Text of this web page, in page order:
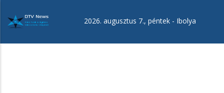
tartalomra
2026. augusztus 7., péntek - Ibolya